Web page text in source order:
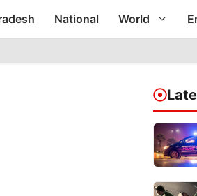
National World